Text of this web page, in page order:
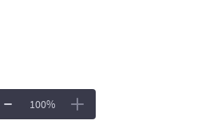
100%